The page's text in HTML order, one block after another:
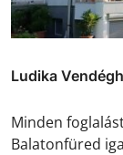
Ludika
Minden
Balatonfüred